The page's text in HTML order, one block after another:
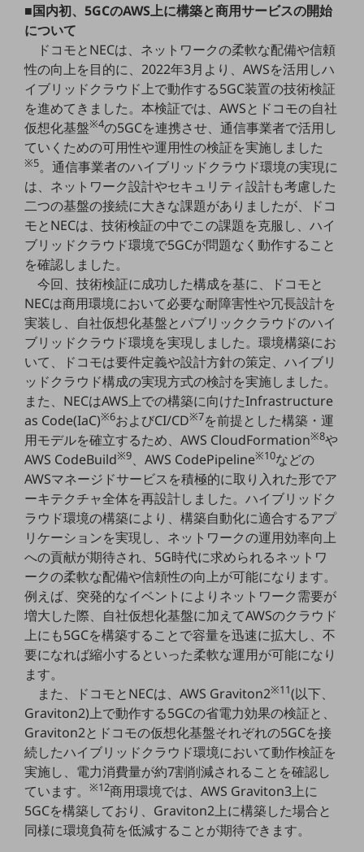
災害対策
職場環境整備
地域共創・地方創生
セキュリティ対策
遠隔監視
顧客体験（CX）改善
自動化・省電化
人材不足解消
業種・業態で探す
業種・業態で探すTOP
一次産業
医療・介護
モビリティ
小売業
キーワードで探す
モバイルTOP
法人向けスマホ・携帯に関する、
おすすめの機種、料金やサービスをご紹介
製品
製品TOP
ビジネス向けスマートフォン
タフネススマートフォン
データ通信製品
ドコモケータイ
5G対応ホームルーター
通信モジュール製品
衛星携帯電話
■国内初、5GCのAWS上に構築と商用サービスの開始
について
ドコモとNECは、ネットワークの柔軟な配備や信頼
性の向上を目的に、2022年3月より、AWSを活用しハ
イブリッドクラウド上で動作する5GC装置の技術検証
を進めてきました。本検証では、AWSとドコモの自社
仮想化基盤※4の5GCを連携させ、通信事業者で活用し
ていくための可用性や運用性の検証を実施しました
※5。通信事業者のハイブリッドクラウド環境の実現に
は、ネットワーク設計やセキュリティ設計も考慮した
二つの基盤の接続に大きな課題がありましたが、ドコ
モとNECは、技術検証の中でこの課題を克服し、ハイ
ブリッドクラウド環境で5GCが問題なく動作すること
を確認しました。
今回、技術検証に成功した構成を基に、ドコモと
NECは商用環境において必要な耐障害性や冗長設計を
実装し、自社仮想化基盤とパブリッククラウドのハイ
ブリッドクラウド環境を実現しました。環境構築にお
いて、ドコモは要件定義や設計方針の策定、ハイブリ
ッドクラウド構成の実現方式の検討を実施しました。
また、NECはAWS上での構築に向けたInfrastructure
as Code(IaC)※6およびCI/CD※7を前提とした構築・運
用モデルを確立するため、AWS CloudFormation※8や
AWS CodeBuild※9、AWS CodePipeline※10などの
AWSマネージドサービスを積極的に取り入れた形でア
ーキテクチャ全体を再設計しました。ハイブリッドク
ラウド環境の構築により、構築自動化に適合するアプ
リケーションを実現し、ネットワークの運用効率向上
への貢献が期待され、5G時代に求められるネットワ
ークの柔軟な配備や信頼性の向上が可能になります。
例えば、突発的なイベントによりネットワーク需要が
増大した際、自社仮想化基盤に加えてAWSのクラウド
上にも5GCを構築することで容量を迅速に拡大し、不
要になれば縮小するといった柔軟な運用が可能になり
ます。
また、ドコモとNECは、AWS Graviton2※11(以下、
Graviton2)上で動作する5GCの省電力効果の検証と、
Graviton2とドコモの仮想化基盤それぞれの5GCを接
続したハイブリッドクラウド環境において動作検証を
実施し、電力消費量が約7割削減されることを確認し
ています。※12商用環境では、AWS Graviton3上に
5GCを構築しており、Graviton2上に構築した場合と
同様に環境負荷を低減することが期待できます。